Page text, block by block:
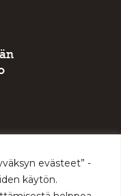
evästeet” -
käytön.